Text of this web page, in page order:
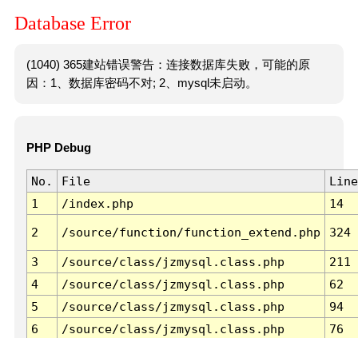
Database Error
(1040) 365建站错误警告：连接数据库失败，可能的原
因：1、数据库密码不对; 2、mysql未启动。
PHP Debug
No. File
Line
1
/index.php 14
2 /source/function/function_extend.php 324
3 /source/class/jzmysql.class.php
211
4
/source/class/jzmysql.class.php
62
5
/source/class/jzmysql.class.php
94
6
/source/class/jzmysql.class.php 76